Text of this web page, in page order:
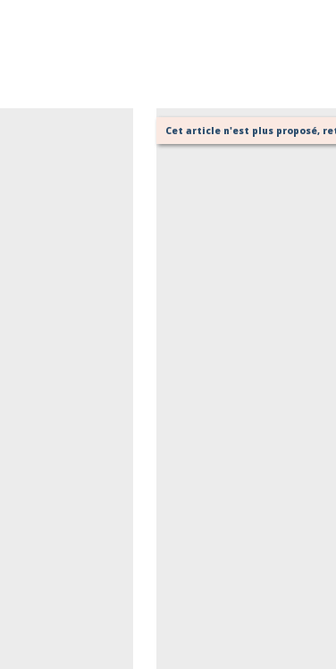
Cet article n'est plus proposé,